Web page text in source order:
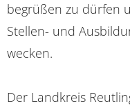
begrüßen zu dürfen
Stellen- und
wecken.
Der Landkreis